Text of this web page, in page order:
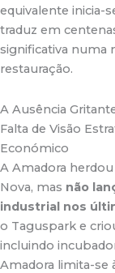
equivalente inicia-
traduz em
significativa numa
restauração.
A Ausência
Falta de Visão
Económico
A Amadora
Nova, mas não
industrial nos
o Taguspark e
incluindo
Amadora limita-se